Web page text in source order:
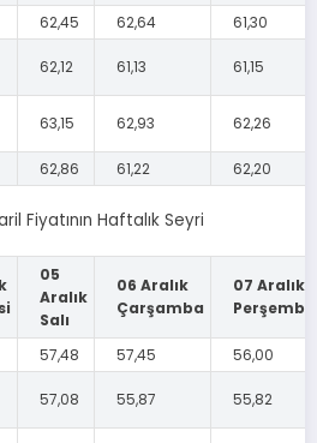
62,45 62,64
61,30
62,12 61,13 61,15
63,15 62,93 62,26
62,86 61,22 62,20
Fiyatının Haftalık Seyri
05
Aralık
Salı
06 Aralık
Çarşamba
07 Aralık
Perşembe
57,48 57,45
56,00
57,08 55,87 55,82